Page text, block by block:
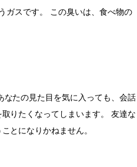
ガスです。 この臭いは、食べ物の
たの見た目を気に入っても、会話
りたくなってしまいます。 友達な
とになりかねません。